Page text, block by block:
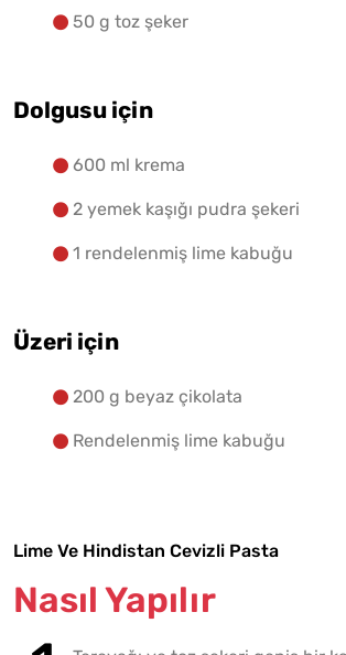
50 g toz şeker
Dolgusu için
600 ml krema
2 yemek kaşığı pudra şekeri
1 rendelenmiş lime kabuğu
Üzeri için
200 g beyaz çikolata
Rendelenmiş lime kabuğu
Lime Ve Hindistan Cevizli Pasta
Nasıl Yapılır